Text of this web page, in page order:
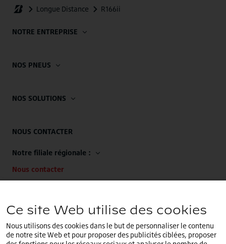
NOTRE ENTREPRISE
NOS PNEUS
NOS SOLUTIONS
NOUS CONTACTER
Notre filiale régionale :
Nous contacter
+32 (0)2.714.67.00
Ce site Web utilise des cookies
Nous utilisons des cookies dans le but de personnaliser le contenu
de notre site Web et pour proposer des publicités ciblées, proposer